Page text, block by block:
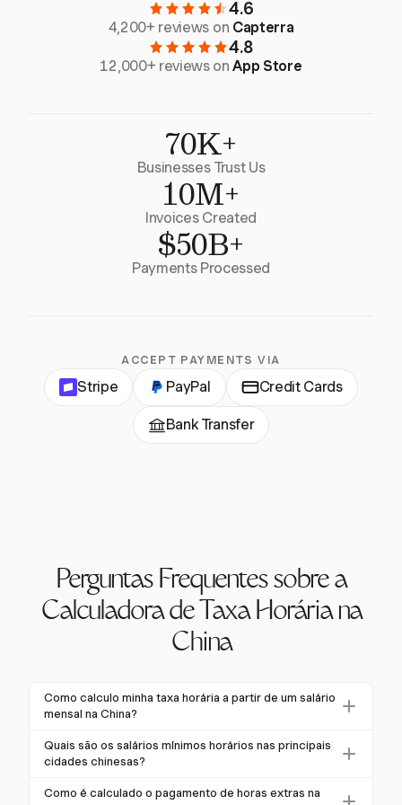
4.6
4,200+ reviews on Capterra
4.8
12,000+ reviews onApp Store
70K+
Businesses Trust Us
10M+
Invoices Created
$50B+
Payments Processed
ACCEPT PAYMENTS VIA
Stripe PayPal Credit Cards
Bank Transfer
Perguntas Frequentes sobre a
Calculadora de Taxa Horária na
China
Como calculo minha taxa horária a partir de um salário
mensal na China?
Para calcular sua taxa horária a partir de um salário
mensal na China, divida seu salário mensal por 21,75,
depois por 8, as horas de trabalho diárias padrão. Isso
Quais são os salários mínimos horários nas principais
cidades chinesas?
Os salários mínimos horários variam por cidade na
Como é calculado o pagamento de horas extras na